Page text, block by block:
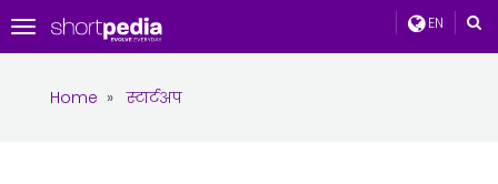
EN
Toggle
navigation
Home » स्टार्टअप